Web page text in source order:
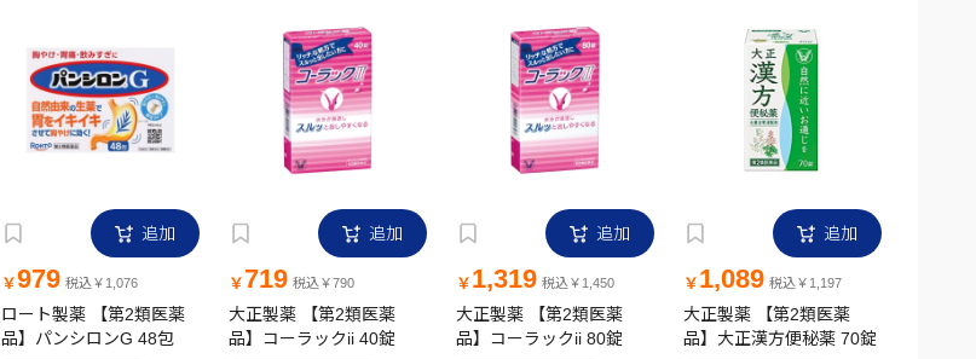
追加
￥979 税込￥1,076
ロート製薬 【第2類医薬
品】パンシロンG 48包
追加
￥ 719 税込￥790
大正製薬 【第2類医薬
品】コーラックii 40錠
追加
￥ 1,319 税込￥1,450
大正製薬 【第2類医薬
品】コーラックii 80錠
追加
￥ 1,089 税込￥1,197
大正製薬 【第2類医薬
品】大正漢方便秘薬 70錠